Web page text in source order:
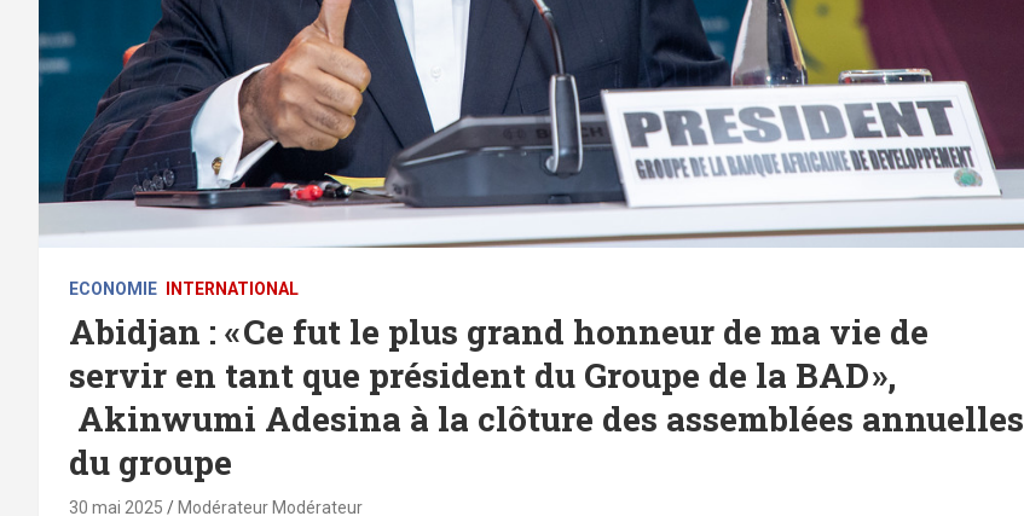
ECONOMIE INTERNATIONAL
Abidjan : « Ce fut le plus grand honneur de ma vie de
servir en tant que président du Groupe de la BAD »,
Akinwumi Adesina à la clôture des assemblées annuelles
du groupe
30 mai 2025 Modérateur Modérateur